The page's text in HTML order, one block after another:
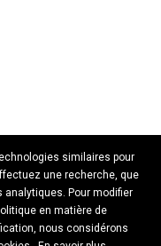
similaires pour
une recherche, que
Pour modifier
en matière de
nous considérons